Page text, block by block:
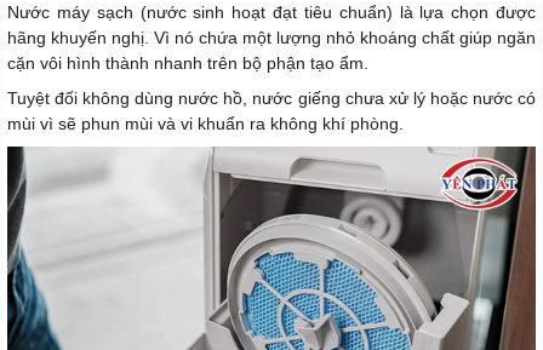
Nước máy sạch (nước sinh hoạt đạt tiêu chuẩn) là lựa chọn được
hãng khuyến nghị. Vì nó chứa một lượng nhỏ khoáng chất giúp ngăn
cặn vôi hình thành nhanh trên bộ phận tạo ẩm.
Tuyệt đối không dùng nước hồ, nước giếng chưa xử lý hoặc nước có
mùi vì sẽ phun mùi và vi khuẩn ra không khí phòng.